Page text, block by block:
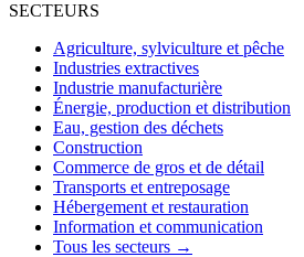
SECTEURS
Agriculture, sylviculture et pêche
Industries extractives
Industrie manufacturière
Énergie, production et distribution
Eau, gestion des déchets
Construction
Commerce de gros et de détail
Transports et entreposage
Hébergement et restauration
Information et communication
Tous les secteurs →